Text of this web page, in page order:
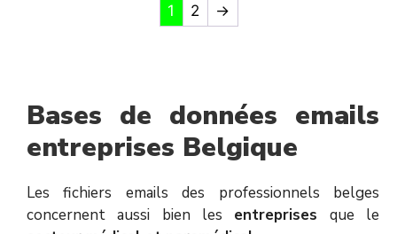
1 2 →
Bases de données emails
entreprises Belgique
Les fichiers emails des professionnels belges
concernent aussi bien les entreprises que le